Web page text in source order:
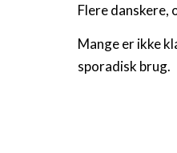
Flere
Mange er ikke
sporadisk brug.